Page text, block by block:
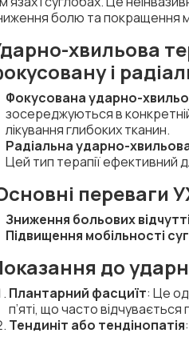
болю та покращення
хвильова
і
Фокусована ударно-
зосереджуються в
лікування глибоких тканин.
Радіальна ударно-
Цей тип терапії ефективний
переваги
Зниження больових
Підвищення мобільності
до
Плантарний фасциїт: Це
п’яті, що часто
Тендиніт або тендінопатія: